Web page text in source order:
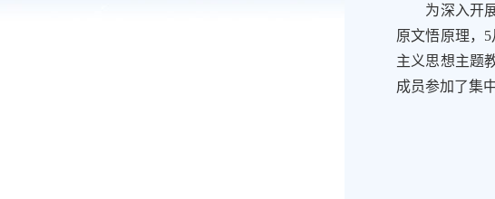
为深入开展
原文悟原理，
主义思想主题
成员参加了集